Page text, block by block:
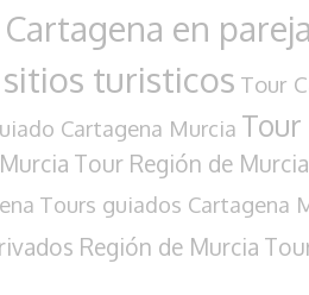
en pareja
turisticos Tour
Cartagena Murcia
Tour Región de Murcia
Tours guiados Cartagena
Región de Murcia